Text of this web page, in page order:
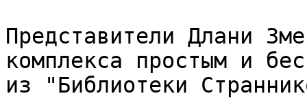
Представители Длани
комплекса простым и
из "Библиотеки